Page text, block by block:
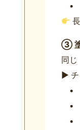
•
③ 塗
同じ
▶ チ
•
•
•